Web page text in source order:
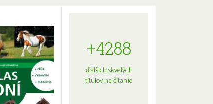
+4288
ďalších skvelých
titulov na čítanie